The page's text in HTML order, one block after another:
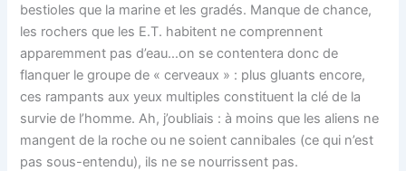
bestioles que la marine et les gradés. Manque de chance,
les rochers que les E.T. habitent ne comprennent
apparemment pas d’eau…on se contentera donc de
flanquer le groupe de « cerveaux » : plus gluants encore,
ces rampants aux yeux multiples constituent la clé de la
survie de l’homme. Ah, j’oubliais : à moins que les aliens ne
mangent de la roche ou ne soient cannibales (ce qui n’est
pas sous-entendu), ils ne se nourrissent pas.